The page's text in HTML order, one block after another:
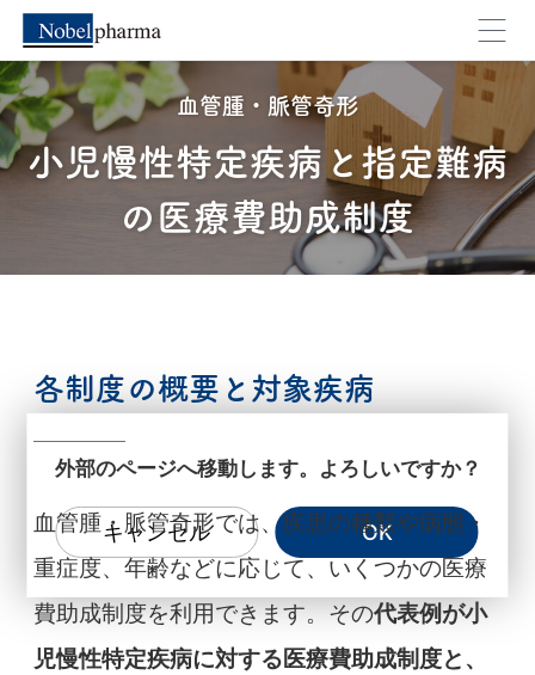
外部のページへ移動します。よろしいですか？
キャンセル OK
血管腫・脈管奇形
小児慢性特定疾病と指定難病
の医療費助成制度
各制度の概要と対象疾病
血管腫・脈管奇形では、疾患の種類や病態・
重症度、年齢などに応じて、いくつかの医療
費助成制度を利用できます。その代表例が小
児慢性特定疾病に対する医療費助成制度と、